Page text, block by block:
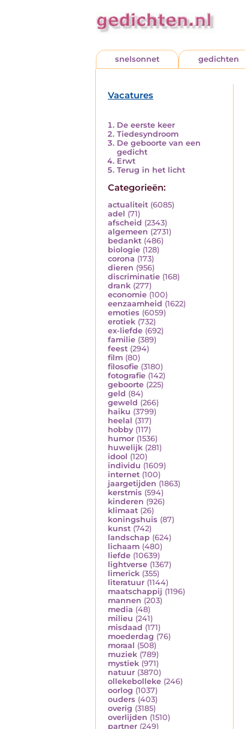
snelsonnet gedichten
Vacatures
De eerste keer
Tiedesyndroom
De geboorte van een
gedicht
Erwt
Terug in het licht
Categorieën:
actualiteit (6085)
adel (71)
afscheid (2343)
algemeen (2731)
bedankt (486)
biologie (128)
corona (173)
dieren (956)
discriminatie (168)
drank (277)
economie (100)
eenzaamheid (1622)
emoties (6059)
erotiek (732)
ex-liefde (692)
familie (389)
feest (294)
film (80)
filosofie (3180)
fotografie (142)
geboorte (225)
geld (84)
geweld (266)
haiku (3799)
heelal (317)
hobby (117)
humor (1536)
huwelijk (281)
idool (120)
individu (1609)
internet (100)
jaargetijden (1863)
kerstmis (594)
kinderen (926)
klimaat (26)
koningshuis (87)
kunst (742)
landschap (624)
lichaam (480)
liefde (10639)
lightverse (1367)
limerick (355)
literatuur (1144)
maatschappij (1196)
mannen (203)
media (48)
milieu (241)
misdaad (171)
moederdag (76)
moraal (508)
muziek (789)
mystiek (971)
natuur (3870)
ollekebolleke (246)
oorlog (1037)
ouders (403)
overig (3185)
overlijden (1510)
partner (249)